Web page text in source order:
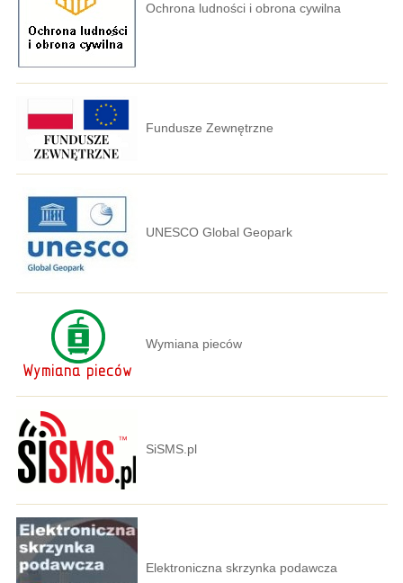
Ochrona ludności i obrona cywilna
Fundusze Zewnętrzne
UNESCO Global Geopark
Wymiana pieców
SiSMS.pl
Elektroniczna skrzynka podawcza